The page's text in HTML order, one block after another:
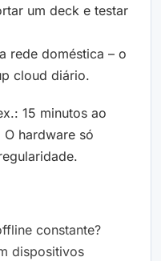
um deck e testar
rede doméstica – o
cloud diário.
15 minutos ao
hardware só
constante?
dispositivos